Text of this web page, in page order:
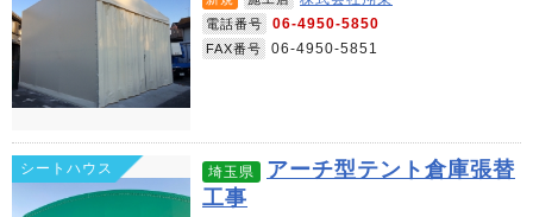
電話番号 06-4950-5850
FAX番号 06-4950-5851
シートハウス 埼玉県
アーチ型テント倉庫張替
工事